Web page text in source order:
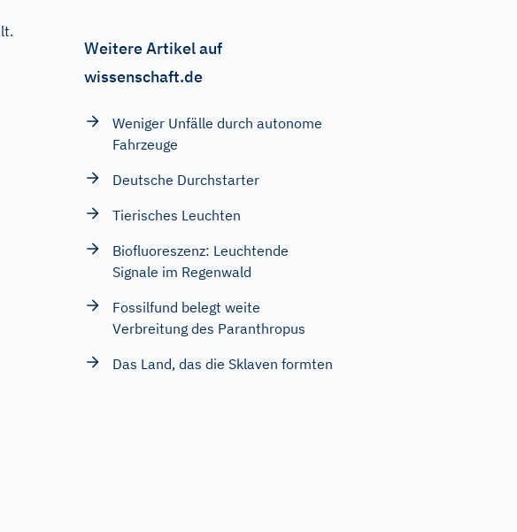
Weitere Artikel auf
wissenschaft.de
Weniger Unfälle durch autonome
Fahrzeuge
Deutsche Durchstarter
Tierisches Leuchten
Biofluoreszenz: Leuchtende
Signale im Regenwald
Fossilfund belegt weite
Verbreitung des Paranthropus
Das Land, das die Sklaven formten